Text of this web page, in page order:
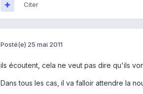
Citer
Posté(e) 25 mai 2011
ils écoutent, cela ne veut pas dire qu'ils
Dans tous les cas, il va falloir attendre la